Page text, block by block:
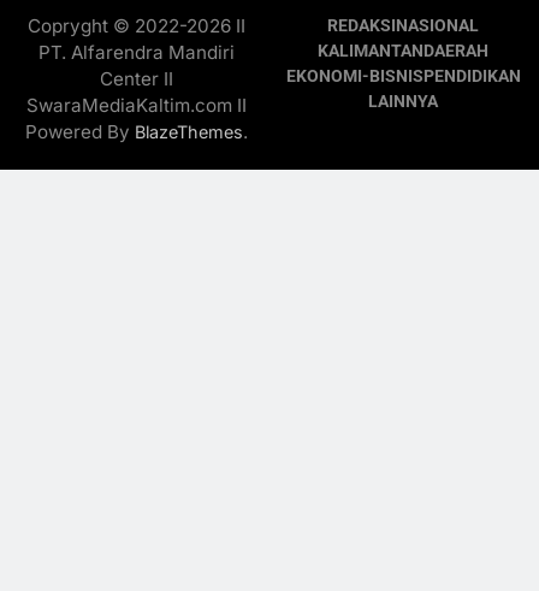
Copryght © 2022-2026 II
PT. Alfarendra Mandiri
Center II
SwaraMediaKaltim.com II
Powered By BlazeThemes.
REDAKSINASIONAL
KALIMANTANDAERAH
EKONOMI-BISNISPENDIDIKAN
LAINNYA